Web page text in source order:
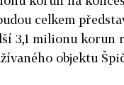
celkem
3,1 milionu korun
objektu